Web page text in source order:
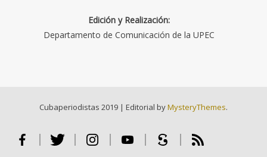
Edición y Realización:
Departamento de Comunicación de la UPEC
Cubaperiodistas 2019 | Editorial byMysteryThemes.
Facebook Twitter Instagram Youtube Scribd RSS